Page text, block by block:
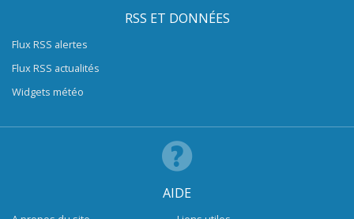
RSS ET DONNÉES
Flux RSS alertes
Flux RSS actualités
Widgets météo
AIDE